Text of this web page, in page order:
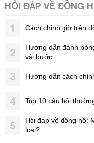
HỎI ĐÁP VỀ ĐỒNG
1 Cách chỉnh giờ trên
2
Hướng dẫn đánh
vài bước
3 Hướng dẫn cách
4 Top 10 câu hỏi
5
Hỏi đáp về đồng hồ:
loại?